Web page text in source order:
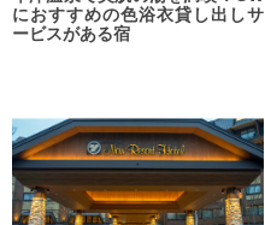
におすすめの色浴衣貸し出しサ
ービスがある宿